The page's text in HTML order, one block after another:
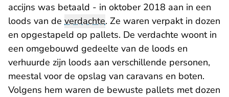
accijns was betaald - in oktober 2018 aan in een
loods van de verdachte. Ze waren verpakt in dozen
en opgestapeld op pallets. De verdachte woont in
een omgebouwd gedeelte van de loods en
verhuurde zijn loods aan verschillende personen,
meestal voor de opslag van caravans en boten.
Volgens hem waren de bewuste pallets met dozen